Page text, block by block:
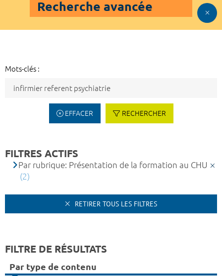
Recherche avancée
Mots-clés :
EFFACER RECHERCHER
FILTRES ACTIFS
Par rubrique: Présentation de la formation au CHU
(2)
RETIRER TOUS LES FILTRES
FILTRE DE RÉSULTATS
Par type de contenu